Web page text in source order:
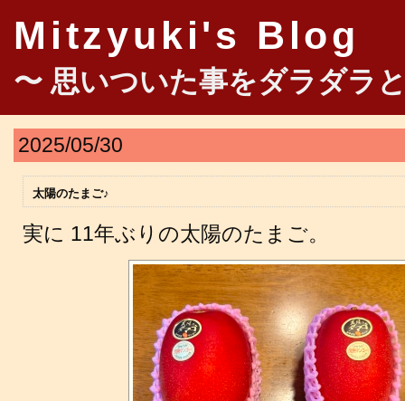
Mitzyuki's Blog
〜 思いついた事をダラダラ
2025/05/30
太陽のたまご♪
実に 11年ぶりの太陽のたまご。